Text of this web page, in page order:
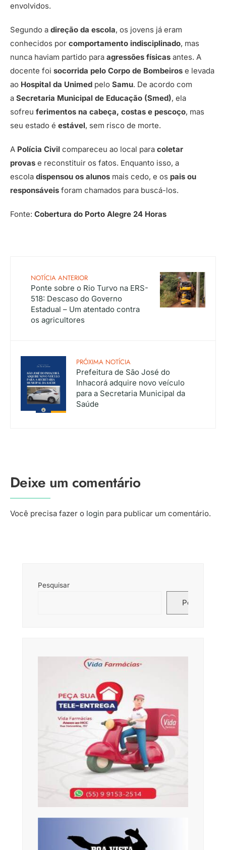
envolvidos.
Segundo a direção da escola, os jovens já eram
conhecidos por comportamento indisciplinado, mas
nunca haviam partido para agressões físicas antes. A
docente foi socorrida pelo Corpo de Bombeiros e levada
ao Hospital da Unimed pelo Samu. De acordo com
a Secretaria Municipal de Educação (Smed), ela
sofreu ferimentos na cabeça, costas e pescoço, mas
seu estado é estável, sem risco de morte.
A Polícia Civil compareceu ao local para coletar
provas e reconstituir os fatos. Enquanto isso, a
escola dispensou os alunos mais cedo, e os pais ou
responsáveis foram chamados para buscá-los.
Fonte: Cobertura do Porto Alegre 24 Horas
NOTÍCIA ANTERIOR
Ponte sobre o Rio Turvo na ERS-
518: Descaso do Governo
Estadual – Um atentado contra
os agricultores
PRÓXIMA NOTÍCIA
Prefeitura de São José do
Inhacorá adquire novo veículo
para a Secretaria Municipal da
Saúde
Deixe um comentário
Você precisa fazer o login para publicar um comentário.
Pesquisar
Pesquisar